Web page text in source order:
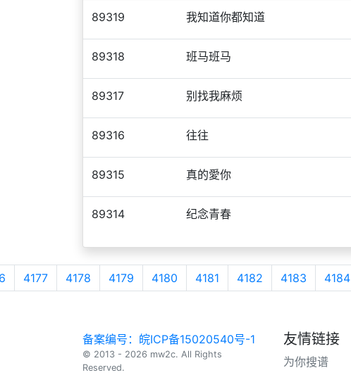
89319 我知道你都知道
89318 班马班马
89317 别找我麻烦
89316 往往
89315 真的愛你
89314 纪念青春
4177 4178 4179 4180 4181 4182 4183 4184
备案编号：皖ICP备15020540号-1
© 2013 - 2026 mw2c. All Rights
Reserved.
友情链接
为你搜谱